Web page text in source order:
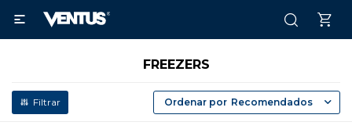

FREEZERS
Recomendados